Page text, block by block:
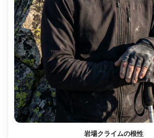
岩場クライムの根性